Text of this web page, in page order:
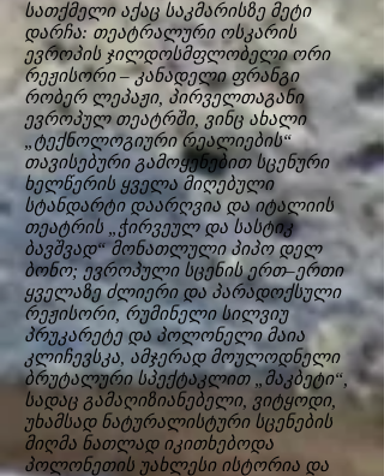
სათქმელი აქაც საკმარისზე მეტი
დარჩა: თეატრალური ოსკარის
ევროპის ჯილდოსმფლობელი ორი
რეჟისორი – კანადელი ფრანგი
რობერ ლეპაჟი, პირველთაგანი
ევროპულ თეატრში, ვინც ახალი
„ტექნოლოგიური რეალიების“
თავისებური გამოყენებით სცენური
ხელწერის ყველა მიღებული
სტანდარტი დაარღვია და იტალიის
თეატრის „ჭირვეულ და სასტიკ
ბავშვად“ მონათლული პიპო დელ
ბონო; ევროპული სცენის ერთ–ერთი
ყველაზე ძლიერი და პარადოქსული
რეჟისორი, რუმინელი სილვიუ
პრუკარეტე და პოლონელი მაია
კლიჩევსკა, ამჯერად მოულოდნელი
ბრუტალური სპექტაკლით „მაკბეტი“,
სადაც გამაღიზიანებელი, ვიტყოდი,
უხამსად ნატურალისტური სცენების
მიღმა ნათლად იკითხებოდა
პოლონეთის უახლესი ისტორია და